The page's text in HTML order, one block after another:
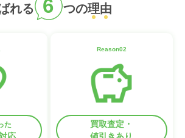
れる 6 つの理由
た
Reason02
買取査定・